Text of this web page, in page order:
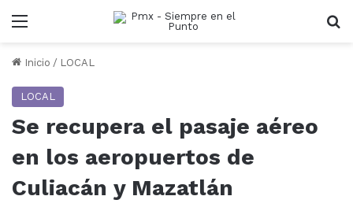
Menu
Inicio / LOCAL
LOCAL
Se recupera el pasaje aéreo
en los aeropuertos de
Culiacán y Mazatlán